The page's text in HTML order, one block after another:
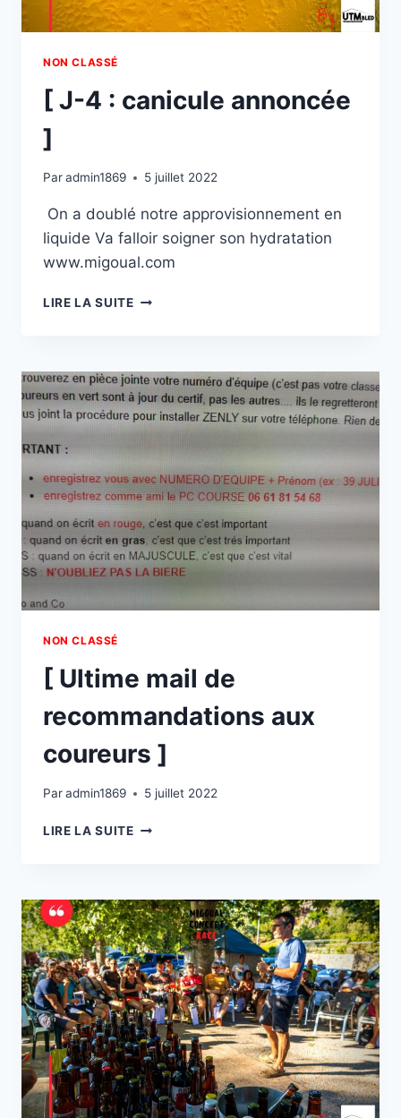
NON CLASSÉ
[ J-4 : canicule annoncée
]
Paradmin1869 5 juillet 2022
On a doublé notre approvisionnement en
liquide Va falloir soigner son hydratation
www.migoual.com
LIRE LA SUITE[
CANICULE
ANNONCÉE
]
NON CLASSÉ
[ Ultime mail de
recommandations aux
coureurs ]
Paradmin1869 5 juillet 2022
LIRE LA SUITE[
RECOMMANDATIONS
AUX
COUREURS
]